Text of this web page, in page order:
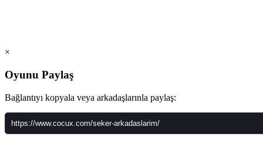
×
Oyunu Paylaş
Bağlantıyı kopyala veya arkadaşlarınla paylaş: